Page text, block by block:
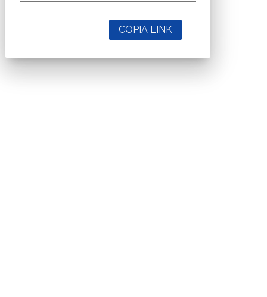
COPIA LINK